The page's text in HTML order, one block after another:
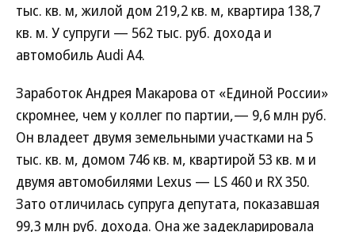
тыс. кв. м, жилой дом 219,2 кв. м, квартира 138,7
кв. м. У супруги — 562 тыс. руб. дохода и
автомобиль Audi А4.
Заработок Андрея Макарова от «Единой России»
скромнее, чем у коллег по партии,— 9,6 млн руб.
Он владеет двумя земельными участками на 5
тыс. кв. м, домом 746 кв. м, квартирой 53 кв. м и
двумя автомобилями Lexus — LS 460 и RX 350.
Зато отличилась супруга депутата, показавшая
99,3 млн руб. дохода. Она же задекларировала